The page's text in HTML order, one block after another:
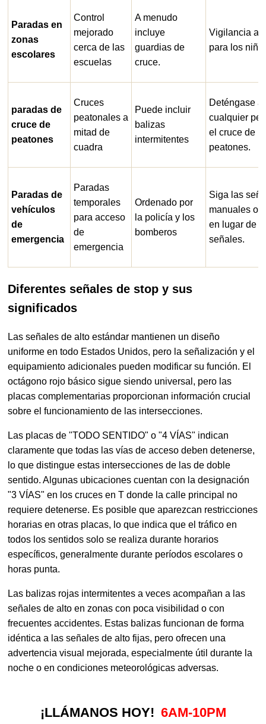
Paradas en
zonas
escolares
Control
mejorado
cerca de las
escuelas
A menudo
incluye
guardias de
cruce.
Vigilancia
para los
paradas de
cruce de
peatones
Cruces
peatonales a
mitad de
cuadra
Puede incluir
balizas
intermitentes
Deténgase
cualquier
el cruce de
peatones.
Paradas de
vehículos
de
emergencia
Paradas
temporales
para acceso
de
emergencia
Ordenado por
la policía y los
bomberos
Siga las
manuales
en lugar de
señales.
Diferentes señales de stop y sus
significados
Las señales de alto estándar mantienen un diseño
uniforme en todo Estados Unidos, pero la señalización y el
equipamiento adicionales pueden modificar su función. El
octágono rojo básico sigue siendo universal, pero las
placas complementarias proporcionan información crucial
sobre el funcionamiento de las intersecciones.
Las placas de "TODO SENTIDO" o "4 VÍAS" indican
claramente que todas las vías de acceso deben detenerse,
lo que distingue estas intersecciones de las de doble
sentido. Algunas ubicaciones cuentan con la designación
"3 VÍAS" en los cruces en T donde la calle principal no
requiere detenerse. Es posible que aparezcan restricciones
horarias en otras placas, lo que indica que el tráfico en
todos los sentidos solo se realiza durante horarios
específicos, generalmente durante períodos escolares o
horas punta.
Las balizas rojas intermitentes a veces acompañan a las
señales de alto en zonas con poca visibilidad o con
frecuentes accidentes. Estas balizas funcionan de forma
idéntica a las señales de alto fijas, pero ofrecen una
advertencia visual mejorada, especialmente útil durante la
noche o en condiciones meteorológicas adversas.
¡LLÁMANOS HOY! 6AM-10PM